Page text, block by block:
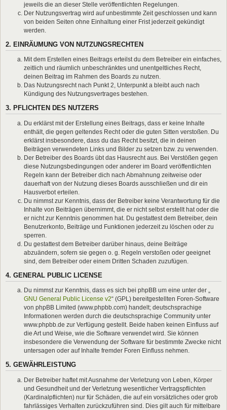
jeweils die an dieser Stelle veröffentlichten Regelungen.
Der Nutzungsvertrag wird auf unbestimmte Zeit geschlossen und kann
von beiden Seiten ohne Einhaltung einer Frist jederzeit gekündigt
werden.
2. EINRÄUMUNG VON NUTZUNGSRECHTEN
Mit dem Erstellen eines Beitrags erteilst du dem Betreiber ein einfaches,
zeitlich und räumlich unbeschränktes und unentgeltliches Recht,
deinen Beitrag im Rahmen des Boards zu nutzen.
Das Nutzungsrecht nach Punkt 2, Unterpunkt a bleibt auch nach
Kündigung des Nutzungsvertrages bestehen.
3. PFLICHTEN DES NUTZERS
Du erklärst mit der Erstellung eines Beitrags, dass er keine Inhalte
enthält, die gegen geltendes Recht oder die guten Sitten verstoßen. Du
erklärst insbesondere, dass du das Recht besitzt, die in deinen
Beiträgen verwendeten Links und Bilder zu setzen bzw. zu verwenden.
Der Betreiber des Boards übt das Hausrecht aus. Bei Verstößen gegen
diese Nutzungsbedingungen oder anderer im Board veröffentlichten
Regeln kann der Betreiber dich nach Abmahnung zeitweise oder
dauerhaft von der Nutzung dieses Boards ausschließen und dir ein
Hausverbot erteilen.
Du nimmst zur Kenntnis, dass der Betreiber keine Verantwortung für die
Inhalte von Beiträgen übernimmt, die er nicht selbst erstellt hat oder die
er nicht zur Kenntnis genommen hat. Du gestattest dem Betreiber, dein
Benutzerkonto, Beiträge und Funktionen jederzeit zu löschen oder zu
sperren.
Du gestattest dem Betreiber darüber hinaus, deine Beiträge
abzuändern, sofern sie gegen o. g. Regeln verstoßen oder geeignet
sind, dem Betreiber oder einem Dritten Schaden zuzufügen.
4. GENERAL PUBLIC LICENSE
Du nimmst zur Kenntnis, dass es sich bei phpBB um eine unter der „
GNU General Public License v2“ (GPL) bereitgestellten Foren-Software
von phpBB Limited (www.phpbb.com) handelt; deutschsprachige
Informationen werden durch die deutschsprachige Community unter
www.phpbb.de zur Verfügung gestellt. Beide haben keinen Einfluss auf
die Art und Weise, wie die Software verwendet wird. Sie können
insbesondere die Verwendung der Software für bestimmte Zwecke nicht
untersagen oder auf Inhalte fremder Foren Einfluss nehmen.
5. GEWÄHRLEISTUNG
Der Betreiber haftet mit Ausnahme der Verletzung von Leben, Körper
und Gesundheit und der Verletzung wesentlicher Vertragspflichten
(Kardinalpflichten) nur für Schäden, die auf ein vorsätzliches oder grob
fahrlässiges Verhalten zurückzuführen sind. Dies gilt auch für mittelbare